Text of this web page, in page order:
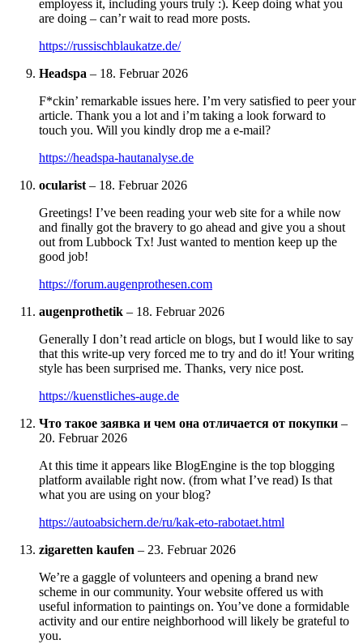
employess it, including yours truly :). Keep doing what you
are doing – can’r wait to read more posts.
https://russischblaukatze.de/
Headspa – 18. Februar 2026
F*ckin’ remarkable issues here. I’m very satisfied to peer your
article. Thank you a lot and i’m taking a look forward to
touch you. Will you kindly drop me a e-mail?
https://headspa-hautanalyse.de
ocularist– 18. Februar 2026
Greetings! I’ve been reading your web site for a while now
and finally got the bravery to go ahead and give you a shout
out from Lubbock Tx! Just wanted to mention keep up the
good job!
https://forum.augenprothesen.com
augenprothetik – 18. Februar 2026
Generally I don’t read article on blogs, but I would like to say
that this write-up very forced me to try and do it! Your writing
style has been surprised me. Thanks, very nice post.
https://kuenstliches-auge.de
Что такое заявка и чем она отличается от покупки –
20. Februar 2026
At this time it appears like BlogEngine is the top blogging
platform available right now. (from what I’ve read) Is that
what you are using on your blog?
https://autoabsichern.de/ru/kak-eto-rabotaet.html
zigaretten kaufen – 23. Februar 2026
We’re a gaggle of volunteers and opening a brand new
scheme in our community. Your website offered us with
useful information to paintings on. You’ve done a formidable
activity and our entire neighborhood will likely be grateful to
you.